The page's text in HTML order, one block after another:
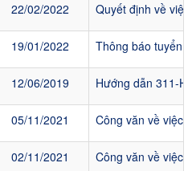
22/02/2022 Quyết định về
19/01/2022 Thông báo tuyển
12/06/2019 Hướng dẫn 311-
05/11/2021 Công văn về
02/11/2021 Công văn về